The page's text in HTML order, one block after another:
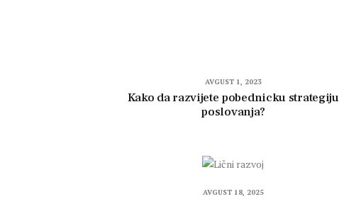
AVGUST 1, 2023
Kako da razvijete pobednicku strategiju
poslovanja?
AVGUST 18, 2025